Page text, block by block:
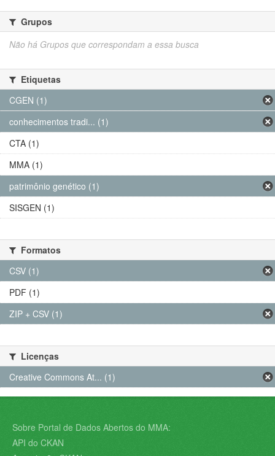
Grupos
Não há Grupos que correspondam a essa busca
Etiquetas
CGEN (1)
conhecimentos tradi... (1)
CTA (1)
MMA (1)
patrimônio genético (1)
SISGEN (1)
Formatos
CSV (1)
PDF (1)
ZIP + CSV (1)
Licenças
Creative Commons At... (1)
Sobre Portal de Dados Abertos do MMA:
API do CKAN